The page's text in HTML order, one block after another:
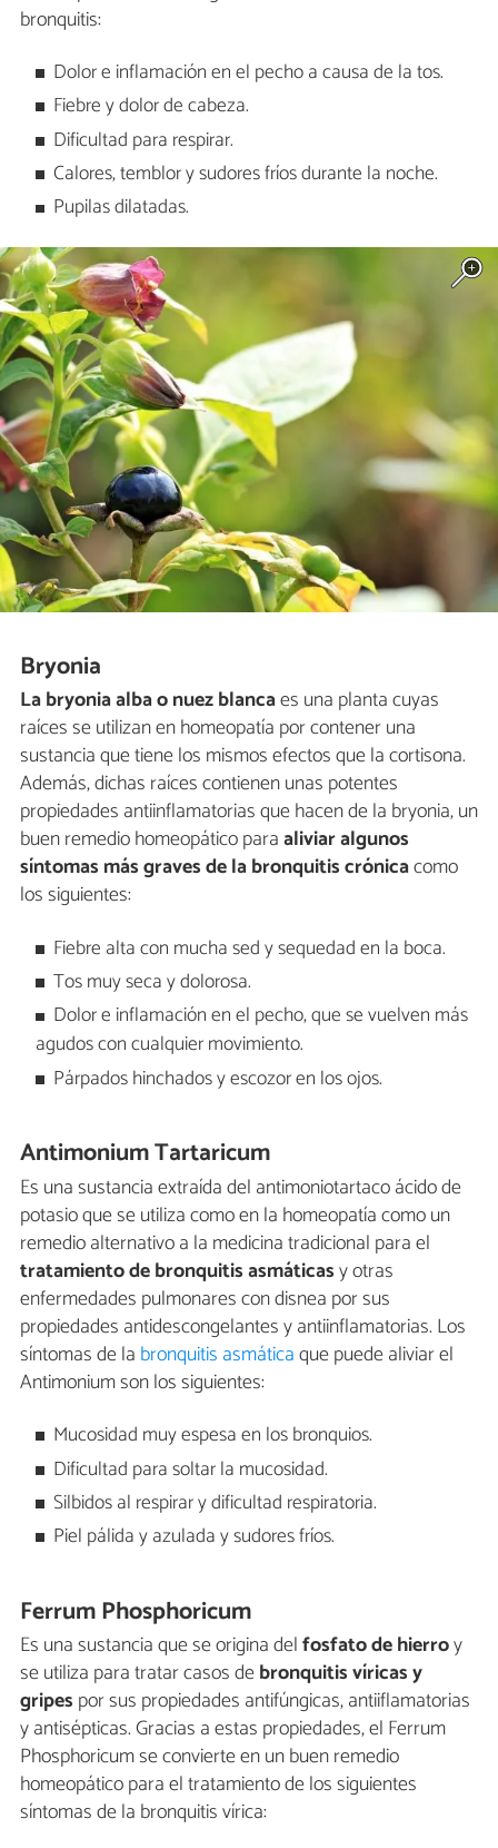
bronquitis:
Dolor e inflamación en el pecho a causa de la tos.
Fiebre y dolor de cabeza.
Dificultad para respirar.
Calores, temblor y sudores fríos durante la noche.
Pupilas dilatadas.
Bryonia
La bryonia alba o nuez blancaes una planta cuyas
raíces se utilizan en homeopatía por contener una
sustancia que tiene los mismos efectos que la cortisona.
Además, dichas raíces contienen unas potentes
propiedades antiinflamatorias que hacen de la bryonia, un
buen remedio homeopático paraaliviar algunos
síntomas más graves de la bronquitis crónicacomo
los siguientes:
Fiebre alta con mucha sed y sequedad en la boca.
Tos muy seca y dolorosa.
Dolor e inflamación en el pecho, que se vuelven más
agudos con cualquier movimiento.
Párpados hinchados y escozor en los ojos.
Antimonium Tartaricum
Es una sustancia extraída del antimoniotartaco ácido de
potasio que se utiliza como en la homeopatía como un
remedio alternativo a la medicina tradicional para el
tratamiento de bronquitis asmáticasy otras
enfermedades pulmonares con disnea por sus
propiedades antidescongelantes y antiinflamatorias. Los
síntomas de la bronquitis asmáticaque puede aliviar el
Antimonium son los siguientes:
Mucosidad muy espesa en los bronquios.
Dificultad para soltar la mucosidad.
Silbidos al respirar y dificultad respiratoria.
Piel pálida y azulada y sudores fríos.
Ferrum Phosphoricum
Es una sustancia que se origina delfosfato de hierroy
se utiliza para tratar casos debronquitis víricas y
gripes por sus propiedades antifúngicas, antiiflamatorias
y antisépticas. Gracias a estas propiedades, el Ferrum
Phosphoricum se convierte en un buen remedio
homeopático para el tratamiento de los siguientes
síntomas de la bronquitis vírica: